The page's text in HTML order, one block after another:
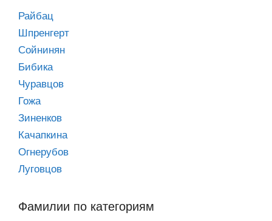
Райбац
Шпренгерт
Сойнинян
Бибика
Чуравцов
Гожа
Зиненков
Качапкина
Огнерубов
Луговцов
Фамилии по категориям